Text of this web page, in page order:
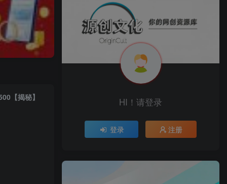
【揭秘】 HI！请登录
登录 注册